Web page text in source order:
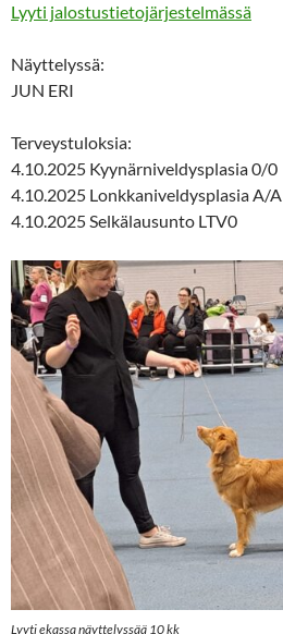
Lyyti jalostustietojärjestelmässä
Näyttelyssä:
JUN ERI
Terveystuloksia:
4.10.2025 Kyynärniveldysplasia 0/0
4.10.2025 Lonkkaniveldysplasia A/A
4.10.2025 Selkälausunto LTV0
Lyyti ekassa näyttelyssää 10 kk